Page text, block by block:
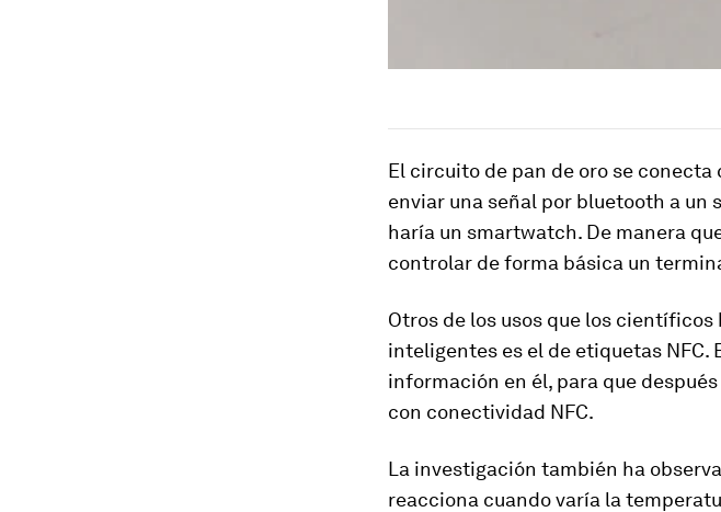
El circuito de pan de oro se
enviar una señal por bluetooth a un
haría un smartwatch. De manera
controlar de forma básica un
Otros de los usos que los
inteligentes es el de etiquetas
información en él, para que después
con conectividad NFC.
La investigación también ha
reacciona cuando varía la